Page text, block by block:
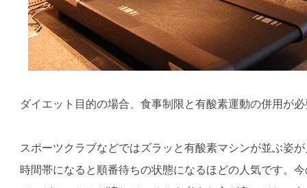
ダイエット目的の場合、食事制限と有酸素運動の併用が
スポーツクラブなどではズラッと有酸素マシンが並ぶ姿
時間帯になると順番待ちの状態になるほどの人気です。